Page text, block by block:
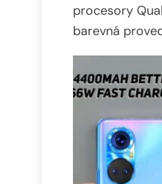
procesory
barevná